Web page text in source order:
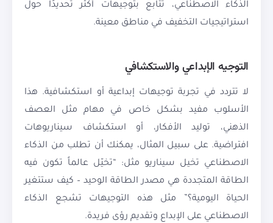
الذكاء الاصطناعي، تتابع بتوجيهات أكثر تحديدًا حول
استراتيجيات التخفيف في مناطق معينة.
التوجيه الإبداعي والاستكشافي
لا تتردد في تجربة توجيهات إبداعية أو استكشافية. هذا
الأسلوب مفيد بشكل خاص في مهام مثل العصف
الذهني، توليد الأفكار، أو استكشاف سيناريوهات
افتراضية. على سبيل المثال، يمكنك أن تطلب من الذكاء
الاصطناعي تخيل سيناريو مثل: “تخيّل عالماً تكون فيه
الطاقة المتجددة هي مصدر الطاقة الوحيد – كيف ستتغير
الحياة اليومية؟” مثل هذه التوجيهات تشجع الذكاء
الاصطناعي على الإبداع وتقديم رؤى فريدة.